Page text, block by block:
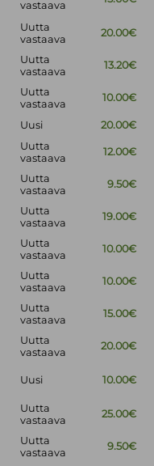
vastaava
Uutta
vastaava
20.00€
Uutta
vastaava
13.20€
Uutta
vastaava
10.00€
Uusi 20.00€
Uutta
vastaava
12.00€
Uutta
vastaava
9.50€
Uutta
vastaava
19.00€
Uutta
vastaava
10.00€
Uutta
vastaava
10.00€
Uutta
vastaava
15.00€
Uutta
vastaava
20.00€
Uusi 10.00€
Uutta
vastaava
25.00€
Uutta
vastaava
9.50€